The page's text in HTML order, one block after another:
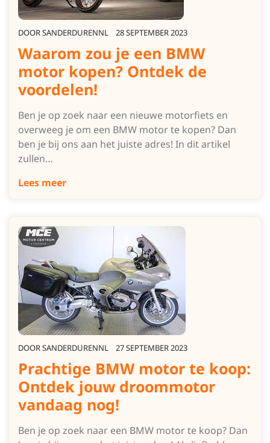
DOORSANDERDURENNL 28 SEPTEMBER 2023
Waarom zou je een BMW
motor kopen? Ontdek de
voordelen!
Ben je op zoek naar een nieuwe motorfiets en
overweeg je om een BMW motor te kopen? Dan
ben je bij ons aan het juiste adres! In dit artikel
zullen…
Lees meer
DOORSANDERDURENNL 27 SEPTEMBER 2023
Prachtige BMW motor te koop:
Ontdek jouw droommotor
vandaag nog!
Ben je op zoek naar een BMW motor te koop? Dan